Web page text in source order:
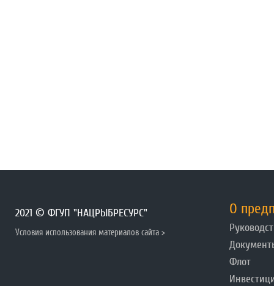
2021 © ФГУП "НАЦРЫБРЕСУРС"
Условия использования материалов сайта >
О
Флот